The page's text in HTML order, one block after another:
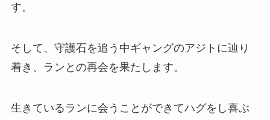
す。
そして、守護石を追う中ギャングのアジトに辿り
着き、ランとの再会を果たします。
生きているランに会うことができてハグをし喜ぶ